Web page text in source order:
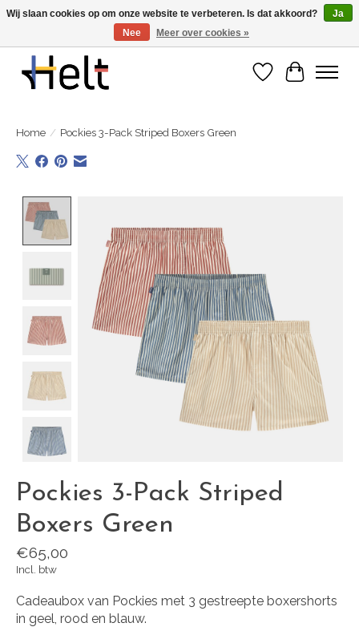
Ontdek de nieuwe collecties in store & online
Verlanglijst
Home / Pockies 3-Pack Striped Boxers Green
Pockies 3-Pack Striped
Boxers Green
€65,00
Incl. btw
Cadeaubox van Pockies met 3 gestreepte boxershorts
in geel, rood en blauw.
Wij slaan cookies op om onze website te verbeteren. Is dat akkoord?
Ja
Nee
Meer over cookies »